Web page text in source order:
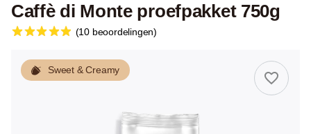
Caffè di Monte proefpakket 750g
(10 beoordelingen)
Sweet & Creamy